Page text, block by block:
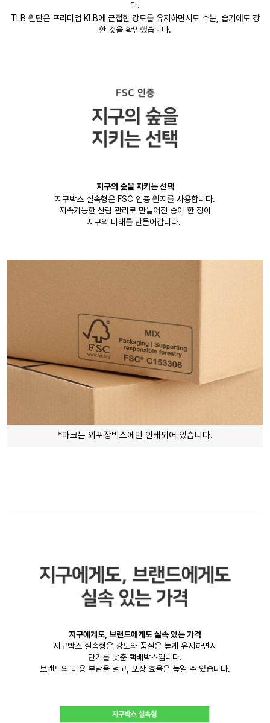
다.
TLB 원단은 프리미엄 KLB에 근접한 강도를 유지하면서도 수분, 습기에도 강
한 것을 확인했습니다.
지구의 숲을 지키는 선택
지구박스 실속형은 FSC 인증 원지를 사용합니다.
지속가능한 산림 관리로 만들어진 종이 한 장이
지구의 미래를 만들어갑니다.
*마크는 외포장박스에만 인쇄되어 있습니다.
지구에게도, 브랜드에게도 실속 있는 가격
지구박스 실속형은 강도와 품질은 높게 유지하면서
단가를 낮춘 택배박스입니다.
브랜드의 비용 부담을 덜고, 포장 효율은 높일 수 있습니다.